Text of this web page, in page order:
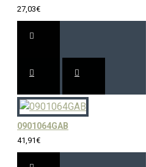
27,03€
0901064GAB
41,91€